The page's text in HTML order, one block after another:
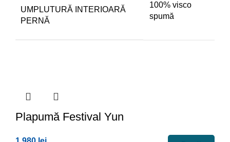
UMPLUTURĂ INTERIOARĂ
PERNĂ
100% visco
spumă
Plapumă Festival Yun